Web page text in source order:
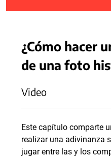
¿Cómo hacer
de una foto
Video
Este capítulo comparte
realizar una adivinanza
jugar entre las y los